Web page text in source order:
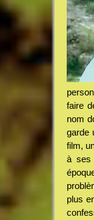
faire
nom
garde
film,
à ses
plus